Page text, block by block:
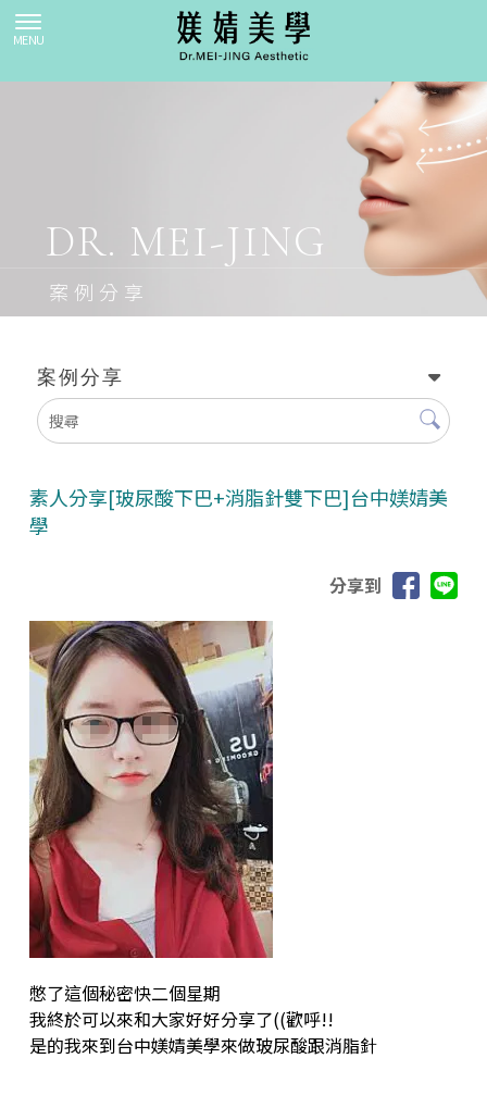
案例分享
案例分享
素人分享[玻尿酸下巴+消脂針雙下巴]台中媄婧美
學
分享到
憋了這個秘密快二個星期
我終於可以來和大家好好分享了((歡呼!!
是的我來到台中媄婧美學來做玻尿酸跟消脂針